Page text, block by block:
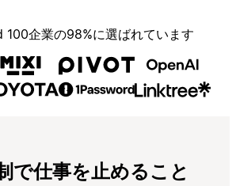
100企業の98%に選ばれています
で仕事を止めること